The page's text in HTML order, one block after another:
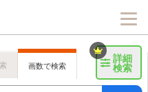
詳細
検索
画数で検索